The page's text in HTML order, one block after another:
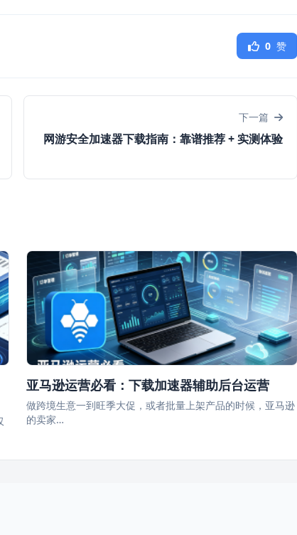
0 赞
下一篇
网游安全加速器下载指南：靠谱推荐 + 实测体验
亚马逊运营必看：下载加速器辅助后台运营
做跨境生意一到旺季大促，或者批量上架产品的时候，亚马逊
的卖家…